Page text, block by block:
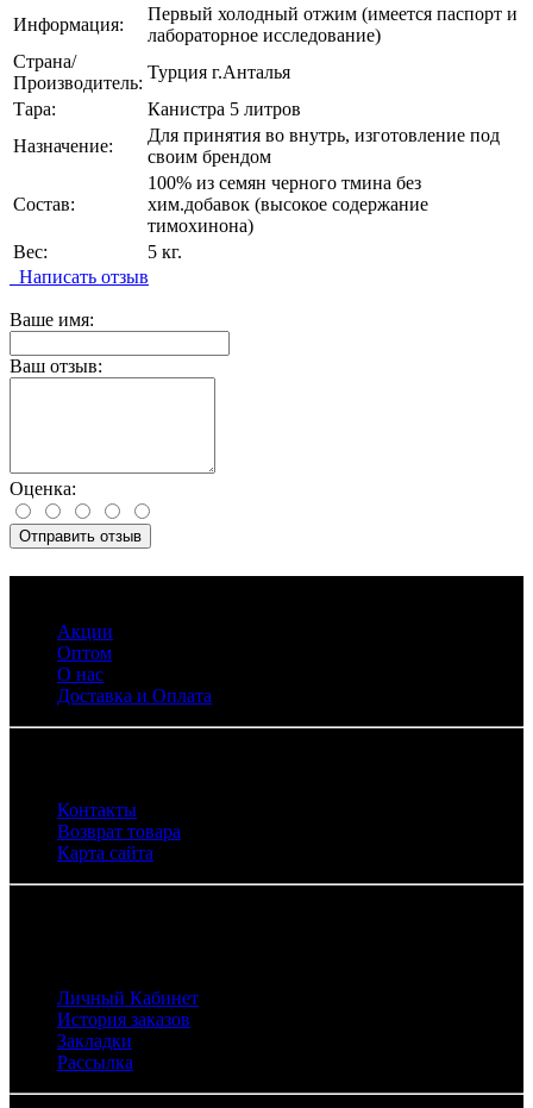
Информация:
Первый холодный отжим (имеется паспорт и
лабораторное исследование)
Страна/
Производитель:
Турция г.Анталья
Тара:
Канистра 5 литров
Назначение:
Для принятия во внутрь, изготовление под
своим брендом
Состав:
100% из семян черного тмина без
хим.добавок (высокое содержание
тимохинона)
Вес:
5 кг.
Написать отзыв
Ваше имя:
Ваш отзыв:
Оценка:
Отправить отзыв
Акции
Оптом
О нас
Доставка и Оплата
Контакты
Возврат товара
Карта сайта
Личный Кабинет
История заказов
Закладки
Рассылка